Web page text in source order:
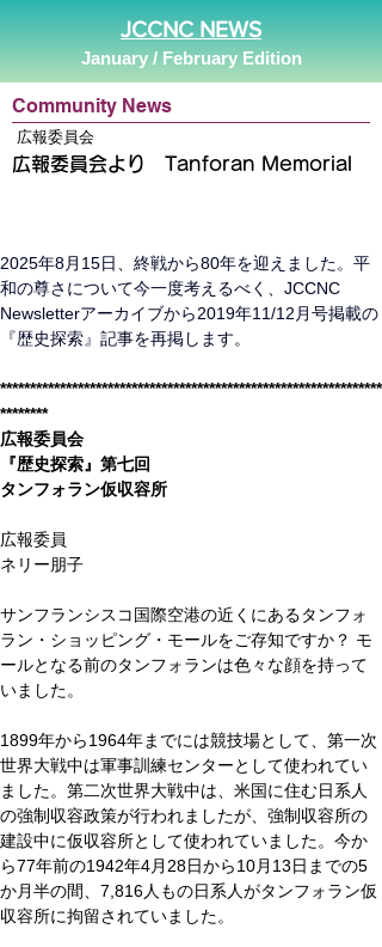
JCCNC NEWS
January / February Edition
Community News
広報委員会
広報委員会より Tanforan Memorial
2025年8月15日、終戦から80年を迎えました。平
和の尊さについて今一度考えるべく、JCCNC
Newsletterアーカイブから2019年11/12月号掲載の
『歴史探索』記事を再掲します。
****************************************************************
********
広報委員会
『歴史探索』第七回
タンフォラン仮収容所
広報委員
ネリー朋子
サンフランシスコ国際空港の近くにあるタンフォ
ラン・ショッピング・モールをご存知ですか？ モ
ールとなる前のタンフォランは色々な顔を持って
いました。
1899年から1964年までには競技場として、第一次
世界大戦中は軍事訓練センターとして使われてい
ました。第二次世界大戦中は、米国に住む日系人
の強制収容政策が行われましたが、強制収容所の
建設中に仮収容所として使われていました。今か
ら77年前の1942年4月28日から10月13日までの5
か月半の間、7,816人もの日系人がタンフォラン仮
収容所に拘留されていました。